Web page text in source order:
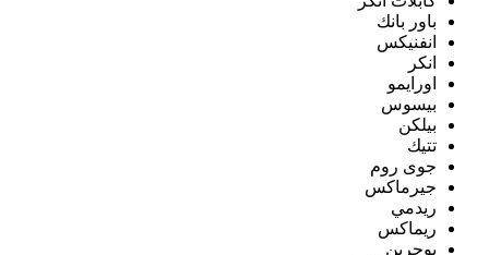
باور بانك
انفنيكس
انكر
اورايمو
بيسوس
بيلكن
تتيك
جوى روم
جيرماكس
ريدمي
ريماكس
يوجرين